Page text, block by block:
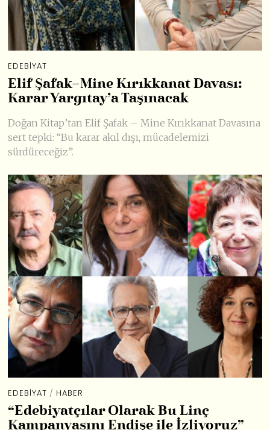
EDEBIYAT
Elif Şafak–Mine Kırıkkanat Davası:
Karar Yargıtay’a Taşınacak
Doğan Kitap’tan Elif Şafak – Mine Kırıkkanat Davasına
sert tepki: “Bu karar akıl dışı, mücadelemizi
sürdüreceğiz”.
EDEBIYAT / HABER
“Edebiyatçılar Olarak Bu Linç
Kampanyasını Endişe ile İzliyoruz”